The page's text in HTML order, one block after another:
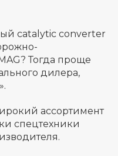
catalytic converter
Тогда проще
дилера,
ассортимент
спецтехники